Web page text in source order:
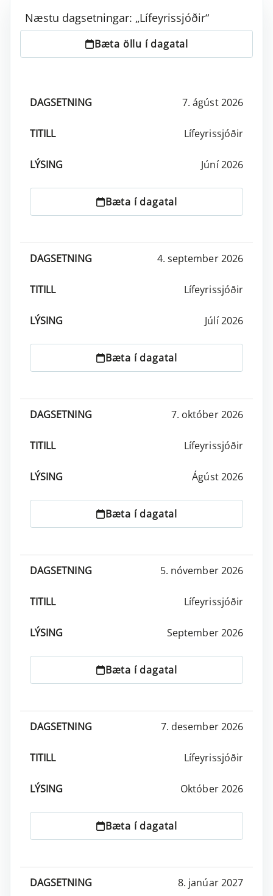
Næstu dagsetningar: „Lífeyrissjóðir“
Bæta öllu í dagatal
DAGSETNING
AÐGERÐIR
7. ágúst 2026
Lífeyrissjóðir
Júní 2026
Bæta í dagatal
4. september 2026
Lífeyrissjóðir
Júlí 2026
Bæta í dagatal
7. október 2026
Lífeyrissjóðir
Ágúst 2026
Bæta í dagatal
5. nóvember 2026
Lífeyrissjóðir
September 2026
Bæta í dagatal
7. desember 2026
Lífeyrissjóðir
Október 2026
Bæta í dagatal
8. janúar 2027